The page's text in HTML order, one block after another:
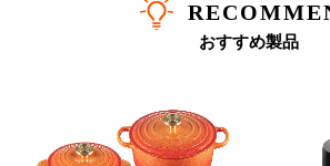
おすすめ製品